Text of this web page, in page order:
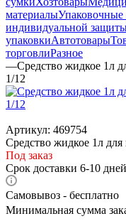
материалы
индивидуальной
упаковкиАвтотовары
торговлиРазное
—Средство жидкое 1л
1/12
Артикул: 469754
Средство жидкое 1л
Под заказ
Срок доставки 6-10 дней
Самовывоз - бесплатно
Минимальная сумма